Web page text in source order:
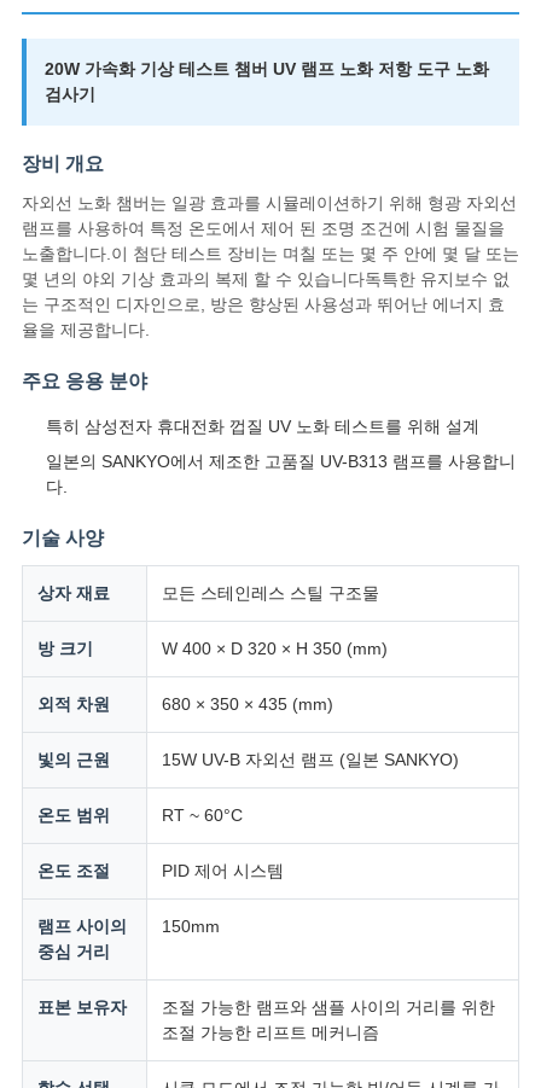
스
인
용
문
을
요
구
하
세
요
VR
SHOW
SITEMAP
PRIVACY
POLICY
20W 가속화 기상 테스트 챔버 UV 램프 노화 저항 도구 노화
검사기
장비 개요
자외선 노화 챔버는 일광 효과를 시뮬레이션하기 위해 형광 자외선
램프를 사용하여 특정 온도에서 제어 된 조명 조건에 시험 물질을
노출합니다.이 첨단 테스트 장비는 며칠 또는 몇 주 안에 몇 달 또는
몇 년의 야외 기상 효과의 복제 할 수 있습니다독특한 유지보수 없
는 구조적인 디자인으로, 방은 향상된 사용성과 뛰어난 에너지 효
율을 제공합니다.
주요 응용 분야
특히 삼성전자 휴대전화 껍질 UV 노화 테스트를 위해 설계
일본의 SANKYO에서 제조한 고품질 UV-B313 램프를 사용합니
다.
기술 사양
상자 재료 모든 스테인레스 스틸 구조물
방 크기 W 400 × D 320 × H 350 (mm)
외적 차원 680 × 350 × 435 (mm)
빛의 근원 15W UV-B 자외선 램프 (일본 SANKYO)
온도 범위 RT ~ 60°C
온도 조절 PID 제어 시스템
램프 사이의
중심 거리
150mm
표본 보유자
조절 가능한 램프와 샘플 사이의 거리를 위한
조절 가능한 리프트 메커니즘